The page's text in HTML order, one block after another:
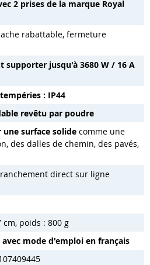
2 prises de la marque Royal
rabattable, fermeture
supporter jusqu'à 3680 W / 16 A
: IP44
revêtu par poudre
surface solide comme une
des dalles de chemin, des pavés,
direct sur ligne
cm, poids : 800 g
mode d'emploi en français